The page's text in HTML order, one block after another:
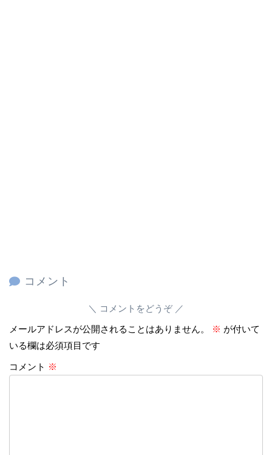
コメント
コメントをどうぞ
メールアドレスが公開されることはありません。 ※ が付いて
いる欄は必須項目です
コメント ※